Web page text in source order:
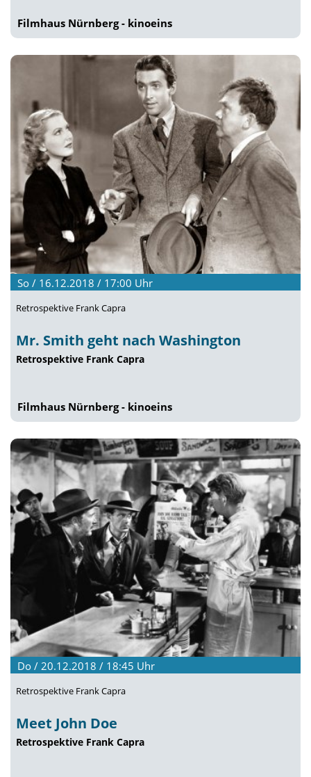
Filmhaus Nürnberg - kinoeins
So / 16.12.2018 / 17:00 Uhr
Retrospektive Frank Capra
Mr. Smith geht nach Washington
Retrospektive Frank Capra
Filmhaus Nürnberg - kinoeins
Do / 20.12.2018 / 18:45 Uhr
Retrospektive Frank Capra
Meet John Doe
Retrospektive Frank Capra